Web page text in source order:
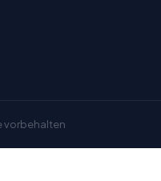
vorbehalten